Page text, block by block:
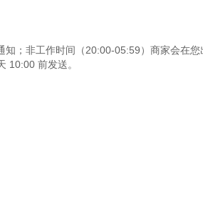
；非工作时间（20:00-05:59）商家会在您
10:00 前发送。